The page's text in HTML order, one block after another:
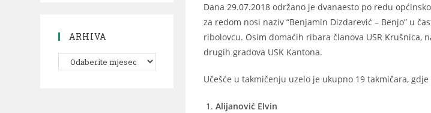
Dana 29.07.2018 održano je dvanaesto po redu
za redom nosi naziv “Benjamin Dizdarević – Benjo” u
ribolovcu. Osim domaćih ribara članova USR Krušnica,
drugih gradova USK Kantona.
Učešće u takmičenju uzelo je ukupno 19 takmičara,
Alijanović Elvin
ARHIVA